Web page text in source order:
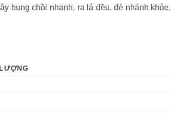
bung chồi nhanh, ra lá đều, đẻ nhánh khỏe,